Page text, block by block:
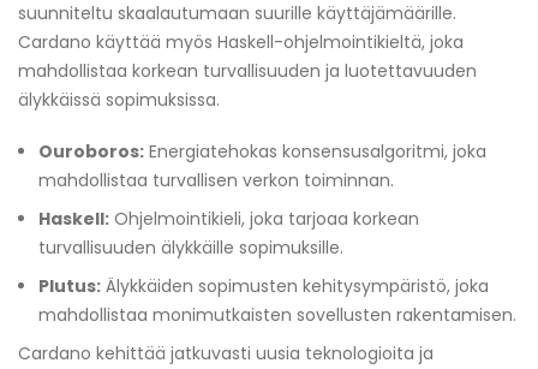
suunniteltu skaalautumaan suurille käyttäjämäärille.
Cardano käyttää myös Haskell-ohjelmointikieltä, joka
mahdollistaa korkean turvallisuuden ja luotettavuuden
älykkäissä sopimuksissa.
Ouroboros: Energiatehokas konsensusalgoritmi, joka
mahdollistaa turvallisen verkon toiminnan.
Haskell: Ohjelmointikieli, joka tarjoaa korkean
turvallisuuden älykkäille sopimuksille.
Plutus: Älykkäiden sopimusten kehitysympäristö, joka
mahdollistaa monimutkaisten sovellusten rakentamisen.
Cardano kehittää jatkuvasti uusia teknologioita ja